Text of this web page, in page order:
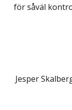
för såväl
Jesper